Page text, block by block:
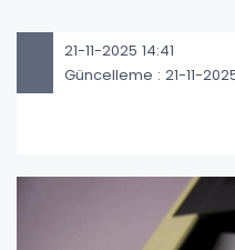
21-11-2025 14:41
Güncelleme : 21-11-